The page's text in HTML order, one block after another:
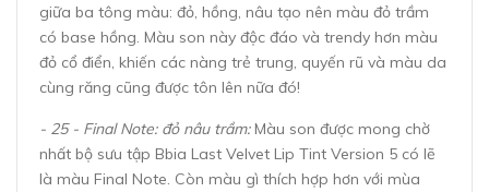
giữa ba tông màu: đỏ, hồng, nâu tạo nên màu đỏ trầm
có base hồng. Màu son này độc đáo và trendy hơn màu
đỏ cổ điển, khiến các nàng trẻ trung, quyến rũ và màu da
cùng răng cũng được tôn lên nữa đó!
- 25 - Final Note: đỏ nâu trầm:Màu son được mong chờ
nhất bộ sưu tập Bbia Last Velvet Lip Tint Version 5 có lẽ
là màu Final Note. Còn màu gì thích hợp hơn với mùa